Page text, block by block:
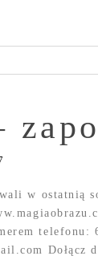
w ostatnią
telefonu:
Dołącz